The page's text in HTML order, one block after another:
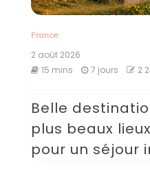
France
2 août 2026
15 mins
7 jours 2
Belle
plus beaux
pour un séjour